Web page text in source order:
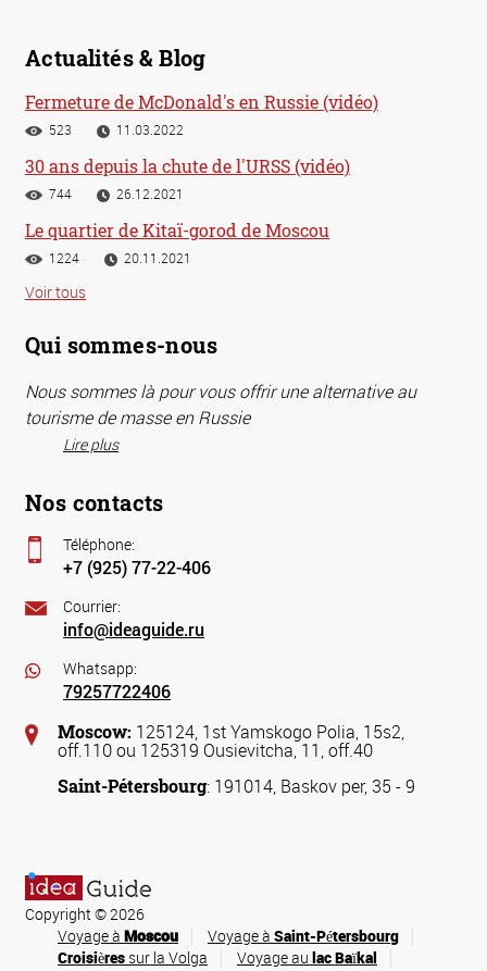
Actualités & Blog
Fermeture de McDonald's en Russie (vidéo)
523 11.03.2022
30 ans depuis la chute de l'URSS (vidéo)
744 26.12.2021
Le quartier de Kitaï-gorod de Moscou
1224 20.11.2021
Voir tous
Qui sommes-nous
Nous sommes là pour vous offrir une alternative au
tourisme de masse en Russie
Lire plus
Nos contacts
Téléphone:
+7 (925) 77-22-406
Courrier:
info@ideaguide.ru
Whatsapp:
79257722406
Moscow: 125124, 1st Yamskogo Polia, 15s2,
off.110 ou 125319 Ousievitcha, 11, off.40
Saint-Pétersbourg: 191014, Baskov per, 35 - 9
Copyright © 2026
Voyage à Moscou Voyage à Saint-Pétersbourg
Croisières sur la Volga Voyage au lac Baïkal